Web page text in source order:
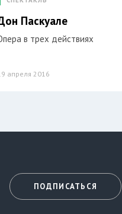
Паскуале
в трех действиях
апреля 2016
ПОДПИСАТЬСЯ